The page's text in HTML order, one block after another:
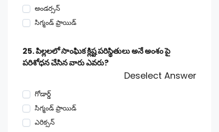
అండర్సన్
సిగ్మండ్ ఫ్రాయిడ్
25. పిల్లలలో సాంఘిక క్లిష్ట పరిస్థితులు అనే అంశం పై
పరిశోధన చేసిన వారు ఎవరు?
Deselect Answer
గోడార్డ్
సిగ్మండ్ ఫ్రాయిడ్
ఎరిక్సన్